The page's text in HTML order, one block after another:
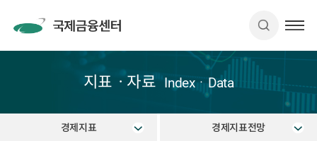
지표ㆍ자료 IndexㆍData
경제지표 경제지표전망